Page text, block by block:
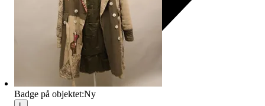
Badge på objektet:Ny